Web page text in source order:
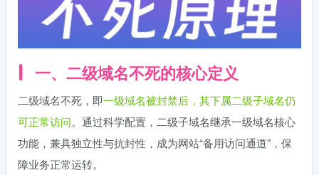
一、二级域名不死的核心定义
二级域名不死，即一级域名被封禁后，其下属二级子域名仍
可正常访问。通过科学配置，二级子域名继承一级域名核心
功能，兼具独立性与抗封性，成为网站“备用访问通道”，保
障业务正常运转。